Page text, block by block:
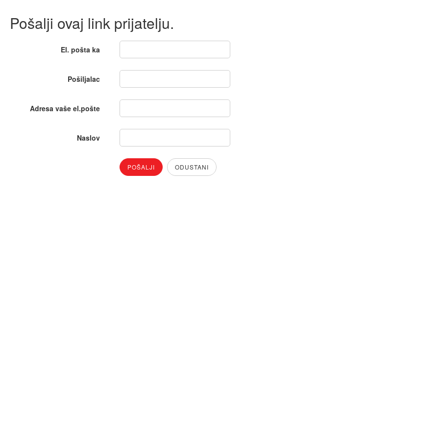
Pošalji ovaj link prijatelju.
El. pošta ka
Pošiljalac
Adresa vaše el.pošte
Naslov
POŠALJI ODUSTANI